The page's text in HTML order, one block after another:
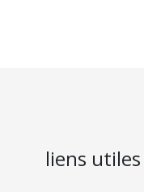
liens utiles